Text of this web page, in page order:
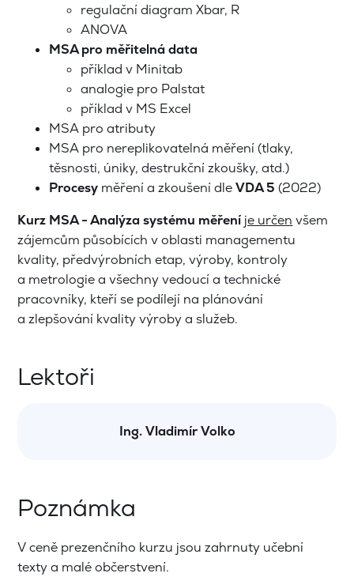
regulační diagram Xbar, R
ANOVA
MSA pro měřitelná data
příklad v Minitab
analogie pro Palstat
příklad v MS Excel
MSA pro atributy
MSA pro nereplikovatelná měření (tlaky,
těsnosti, úniky, destrukční zkoušky, atd.)
Procesy měření a zkoušení dleVDA 5(2022)
Kurz MSA - Analýza systému měření je určen všem
zájemcům působících v oblasti managementu
kvality, předvýrobních etap, výroby, kontroly
a metrologie a všechny vedoucí a technické
pracovníky, kteří se podílejí na plánování
a zlepšování kvality výroby a služeb.
Lektoři
Ing. Vladimír Volko
Poznámka
V ceně prezenčního kurzu jsou zahrnuty učební
texty a malé občerstvení.